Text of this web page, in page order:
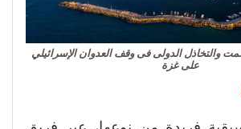
والتخاذل الدولى فى وقف العدوان الإسرائيلي
على غزة